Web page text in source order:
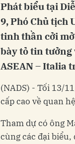
Phát biểu tại
9, Phó Chủ tịch
tinh thần cởi
bày tỏ tin tưởng
ASEAN – Italia
(NADS) - Tối 13/
cấp cao về quan
Tham dự có ông
cùng các đại